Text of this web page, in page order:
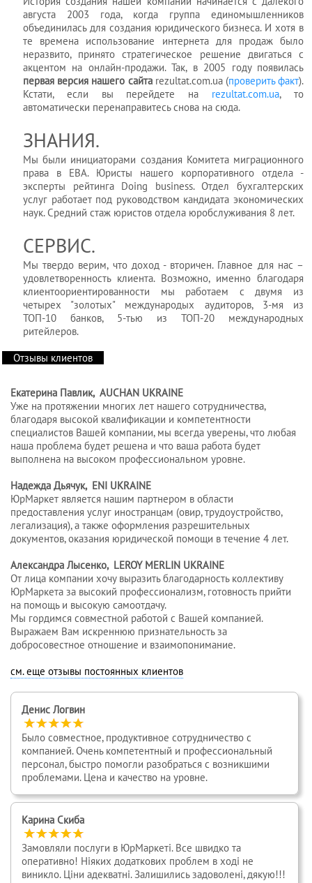
августа 2003 года, когда группа единомышленников
объединилась для создания юридического бизнеса. И хотя в
те времена использование интернета для продаж было
неразвито, принято стратегическое решение двигаться с
акцентом на онлайн-продажи. Так, в 2005 году появилась
первая версия нашего сайтаrezultat.com.ua (проверить факт).
Кстати, если вы перейдете на rezultat.com.ua, то
автоматически перенаправитесь снова на сюда.
ЗНАНИЯ.
Мы были инициаторами создания Комитета миграционного
права в EBA. Юристы нашего корпоративного отдела -
эксперты рейтинга Doing business. Отдел бухгалтерских
услуг работает под руководством кандидата экономических
наук. Средний стаж юристов отдела юробслуживания 8 лет.
СЕРВИС.
Мы твердо верим, что доход - вторичен. Главное для нас –
удовлетворенность клиента. Возможно, именно благодаря
клиентоориентированности мы работаем с двумя из
четырех "золотых" международых аудиторов, 3-мя из
ТОП-10 банков, 5-тью из ТОП-20 международных
ритейлеров.
Отзывы клиентов
Екатерина Павлик, AUCHAN UKRAINE
Уже на протяжении многих лет нашего сотрудничества,
благодаря высокой квалификации и компетентности
специалистов Вашей компании, мы всегда уверены, что любая
наша проблема будет решена и что ваша работа будет
выполнена на высоком профессиональном уровне.
Надежда Дьячук, ENI UKRAINE
ЮрМаркет является нашим партнером в области
предоставления услуг иностранцам (овир, трудоустройство,
легализация), а также оформления разрешительных
документов, оказания юридической помощи в течение 4 лет.
Александра Лысенко, LEROY MERLIN UKRAINE
От лица компании хочу выразить благодарность коллективу
ЮрМаркета за высокий профессионализм, готовность прийти
на помощь и высокую самоотдачу.
Мы гордимся совместной работой с Вашей компанией.
Выражаем Вам искреннюю признательность за
добросовестное отношение и взаимопонимание.
см. еще отзывы постоянных клиентов
Денис Логвин
Было совместное, продуктивное сотрудничество с
компанией. Очень компетентный и профессиональный
персонал, быстро помогли разобраться с возникшими
проблемами. Цена и качество на уровне.
Карина Скиба
Замовляли послуги в ЮрМаркеті. Все швидко та
оперативно! Ніяких додаткових проблем в ході не
виникло. Ціни адекватні. Залишились задоволені, дякую!!!